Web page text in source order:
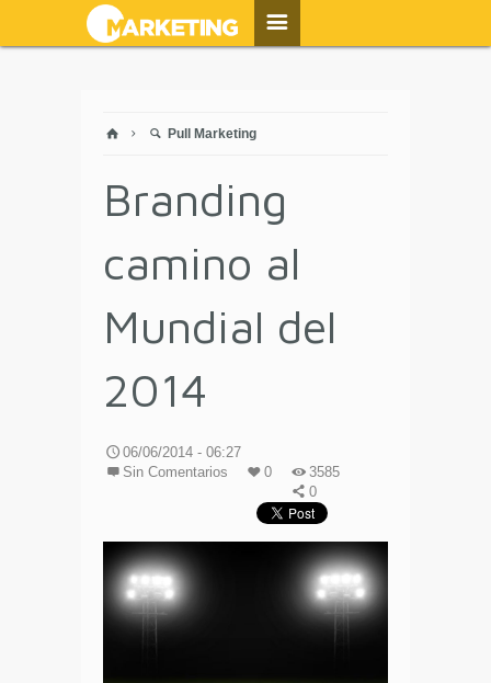
Pull Marketing
Branding
camino al
Mundial del
2014
06/06/2014 - 06:27
Sin Comentarios
0
3585
0